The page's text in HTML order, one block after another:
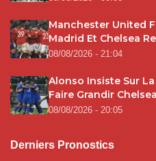
Manchester United
Madrid Et Chelsea
08/08/2026 - 21:04
Alonso Insiste Sur
Faire Grandir Chelsea
08/08/2026 - 20:05
Derniers Pronostics